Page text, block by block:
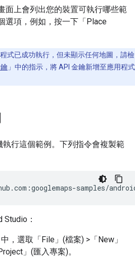
面上會列出您的裝置可執行哪些範
選項，例如，按一下「Place
式已成功執行，但未顯示任何地圖，請檢
」中的指示，將 API 金鑰新增至應用程式
執行這個範例。下列指令會複製範
samples/
Studio：
，選取「File」(檔案) >「New」
」(匯入專案)。